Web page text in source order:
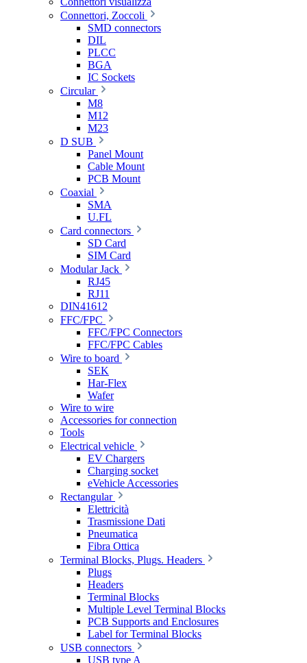
Connettori, Zoccoli
SMD connectors
DIL
PLCC
BGA
IC Sockets
Circular
M8
M12
M23
D SUB
Panel Mount
Cable Mount
PCB Mount
Coaxial
SMA
U.FL
Card connectors
SD Card
SIM Card
Modular Jack
RJ45
RJ11
DIN41612
FFC/FPC
FFC/FPC Connectors
FFC/FPC Cables
Wire to board
SEK
Har-Flex
Wafer
Wire to wire
Accessories for connection
Tools
Electrical vehicle
EV Chargers
Charging socket
eVehicle Accessories
Rectangular
Elettricità
Trasmissione Dati
Pneumatica
Fibra Ottica
Terminal Blocks, Plugs. Headers
Plugs
Headers
Terminal Blocks
Multiple Level Terminal Blocks
PCB Supports and Enclosures
Label for Terminal Blocks
USB connectors
USB type A